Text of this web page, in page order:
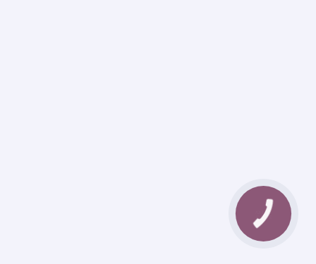
КНОПКА
ЗВ'ЯЗКУ